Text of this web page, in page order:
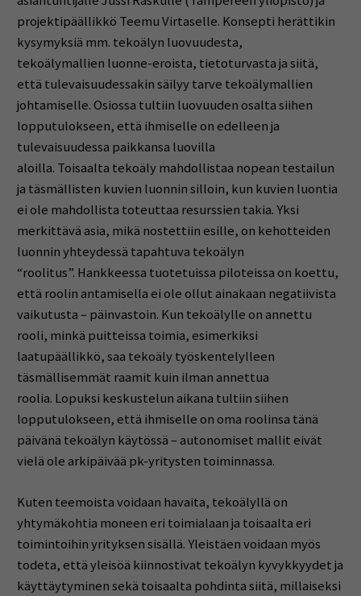
projektipäällikkö Teemu Virtaselle. Konsepti herättikin
kysymyksiä mm. tekoälyn luovuudesta,
tekoälymallien luonne-eroista, tietoturvasta ja siitä,
että tulevaisuudessakin säilyy tarve tekoälymallien
johtamiselle. Osiossa tultiin luovuuden osalta siihen
lopputulokseen, että ihmiselle on edelleen ja
tulevaisuudessa paikkansa luovilla
aloilla. Toisaalta tekoäly mahdollistaa nopean testailun
ja täsmällisten kuvien luonnin silloin, kun kuvien luontia
ei ole mahdollista toteuttaa resurssien takia. Yksi
merkittävä asia, mikä nostettiin esille, on kehotteiden
luonnin yhteydessä tapahtuva tekoälyn
“roolitus”. Hankkeessa tuotetuissa piloteissa on koettu,
että roolin antamisella ei ole ollut ainakaan negatiivista
vaikutusta – päinvastoin. Kun tekoälylle on annettu
rooli, minkä puitteissa toimia, esimerkiksi
laatupäällikkö, saa tekoäly työskentelylleen
täsmällisemmät raamit kuin ilman annettua
roolia. Lopuksi keskustelun aikana tultiin siihen
lopputulokseen, että ihmiselle on oma roolinsa tänä
päivänä tekoälyn käytössä – autonomiset mallit eivät
vielä ole arkipäivää pk-yritysten toiminnassa.
Kuten teemoista voidaan havaita, tekoälyllä on
yhtymäkohtia moneen eri toimialaan ja toisaalta eri
toimintoihin yrityksen sisällä. Yleistäen voidaan myös
todeta, että yleisöä kiinnostivat tekoälyn kyvykkyydet ja
käyttäytyminen sekä toisaalta pohdinta siitä, millaiseksi